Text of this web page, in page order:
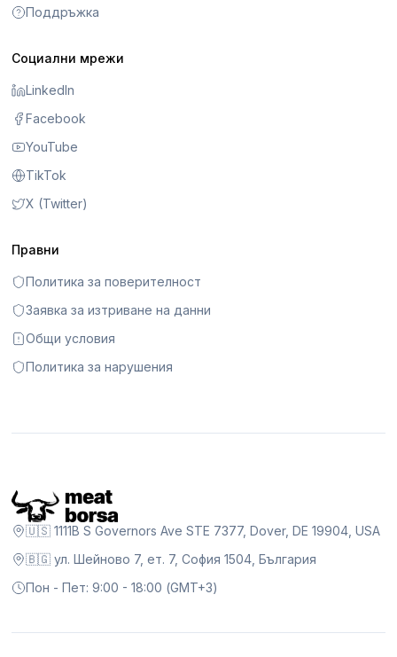
Поддръжка
Социални мрежи
LinkedIn
Facebook
YouTube
TikTok
X (Twitter)
Правни
Политика за поверителност
Заявка за изтриване на данни
Общи условия
Политика за нарушения
🇺🇸 1111B S Governors Ave STE 7377, Dover, DE 19904, USA
🇧🇬 ул. Шейново 7, ет. 7, София 1504, България
Пон - Пет: 9:00 - 18:00 (GMT+3)